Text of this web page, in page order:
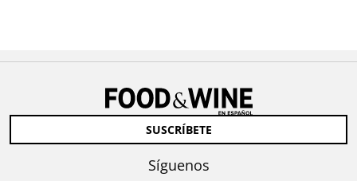
SUSCRÍBETE
Síguenos